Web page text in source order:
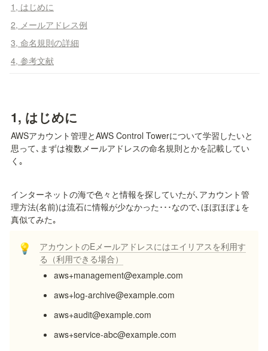
1, はじめに
2, メールアドレス例
3, 命名規則の詳細
4, 参考文献
1, はじめに
AWSアカウント管理とAWS Control Towerについて学習したいと
思って､まずは複数メールアドレスの命名規則とかを記載してい
く｡
インターネットの海で色々と情報を探していたが､アカウント管
理方法(名前)は流石に情報が少なかった･･･なので､ほぼほぼ↓を
真似てみた｡
💡
アカウントのEメールアドレスにはエイリアスを利用す
る（利用できる場合）
aws+management@example.com
aws+log-archive@example.com
aws+audit@example.com
aws+service-abc@example.com